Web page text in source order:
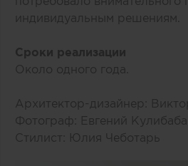
индивидуальным решениям.
Сроки реализации
Около одного года.
Архитектор-дизайнер:
Фотограф: Евгений Кулибаба
Стилист: Юлия Чеботарь